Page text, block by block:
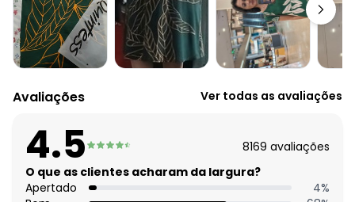
Complemento: Bolsos
Observação: Bolsos funcionais
Tecido: Malha fria - liganete
Composição: Conforme imagem etiqueta
O preço apresentado abaixo é o menor oferecido em
agosto/2026
N/D*
julho/2026 N/D*
junho/2026
maio/2026 R$ 57,99
Avaliações Ver todas as avaliações
4.5 8169 avaliações
O que as clientes acharam da largura?
Apertado
4%